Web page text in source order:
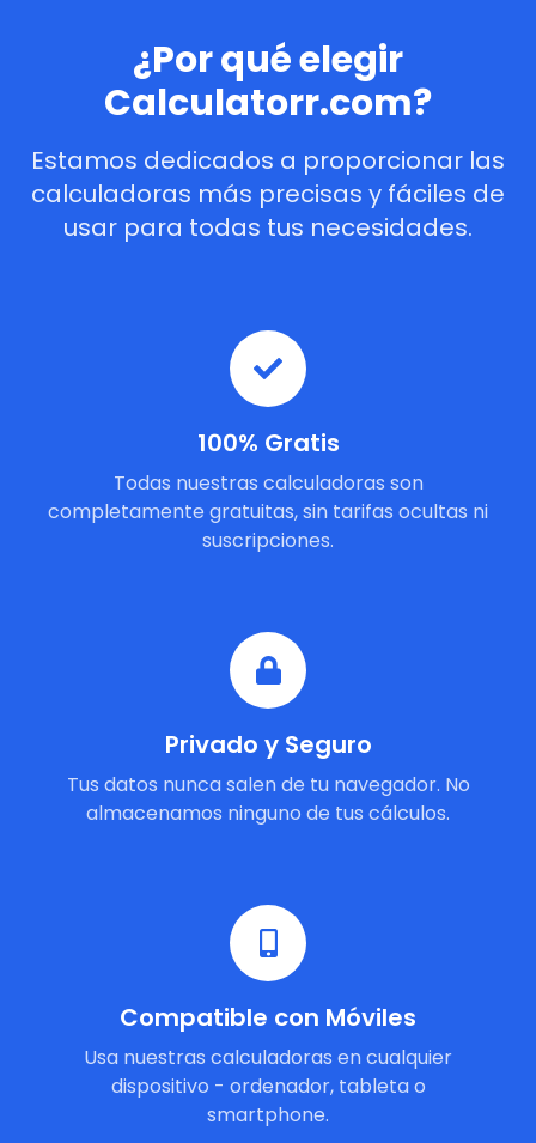
¿Por qué elegir
Calculatorr.com?
Estamos dedicados a proporcionar las
calculadoras más precisas y fáciles de
usar para todas tus necesidades.
100% Gratis
Todas nuestras calculadoras son
completamente gratuitas, sin tarifas ocultas ni
suscripciones.
Privado y Seguro
Tus datos nunca salen de tu navegador. No
almacenamos ninguno de tus cálculos.
Compatible con Móviles
Usa nuestras calculadoras en cualquier
dispositivo - ordenador, tableta o
smartphone.